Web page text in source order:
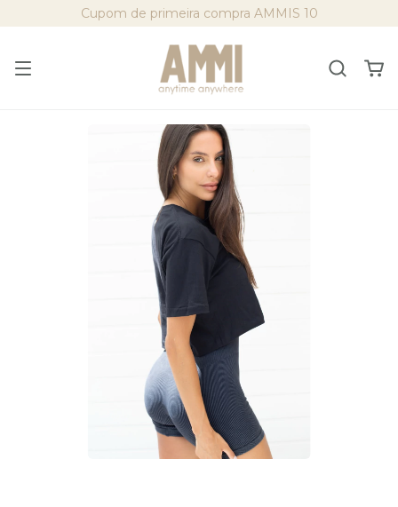
Cupom de primeira compra AMMIS 10